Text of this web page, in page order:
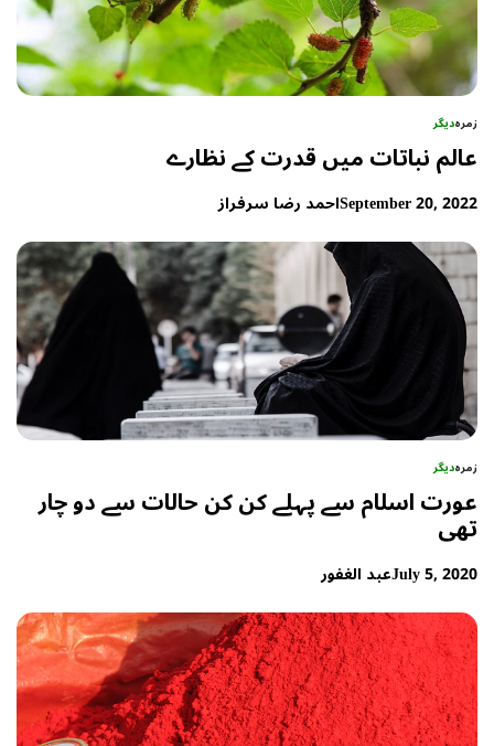
زمرہدیگر
عالم نباتات میں قدرت کے نظارے
September 20, 2022احمد رضا سرفراز
زمرہدیگر
عورت اسلام سے پہلے کن کن حالات سے دو چار
تھی
July 5, 2020عبد الغفور